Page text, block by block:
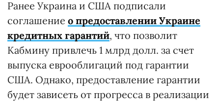
Ранее Украина и США подписали
соглашение о предоставлении Украине
кредитных гарантий, что позволит
Кабмину привлечь 1 млрд долл. за счет
выпуска еврооблигаций под гарантии
США. Однако, предоставление гарантии
будет зависеть от прогресса в реализации